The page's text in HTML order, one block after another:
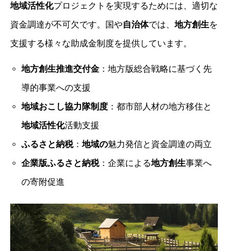
地域活性化プロジェクトを実現するためには、適切な
資金調達が不可欠です。国や自治体では、 地方創生を
支援する様々な助成金制度を提供しています。
地方創生推進交付金 ：地方版総合戦略に基づく先
導的事業への支援
地域おこし協力隊制度 ：都市部人材の地方移住と
地域活性化活動支援
ふるさと納税：地域の魅力発信と資金調達の両立
企業版ふるさと納税：企業による地方創生事業へ
の寄附促進